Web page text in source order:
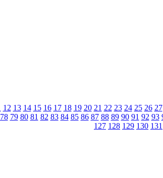
12 13 14 15 16 17 18 19 20 21 22 23 24 25 26 27
78 79 80 81 82 83 84 85 86 87 88 89 90 91 92 93
127 128 129 130 131